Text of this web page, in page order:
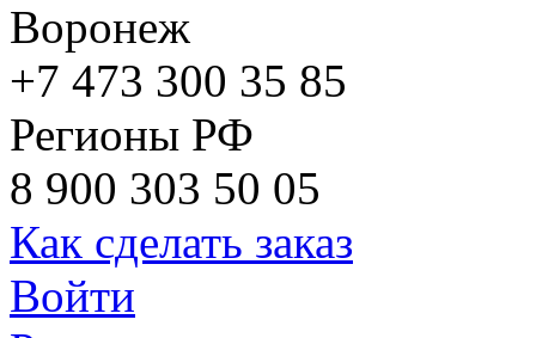
Воронеж
+7 473 300 35 85
Регионы РФ
8 900 303 50 05
Как сделать заказ
Войти